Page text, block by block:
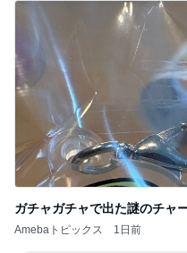
ガチャガチャで出た謎のチャ
Amebaトピックス 1日前